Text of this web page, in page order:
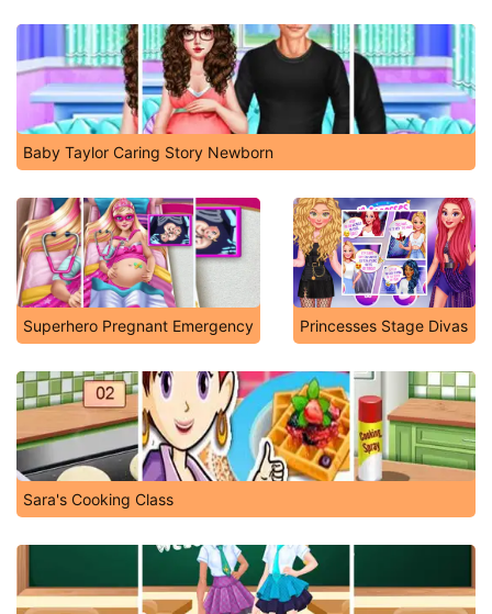
Baby Taylor Caring Story Newborn
Superhero Pregnant Emergency Princesses Stage Divas
Sara's Cooking Class